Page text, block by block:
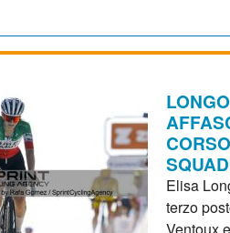
Elisa
terzo